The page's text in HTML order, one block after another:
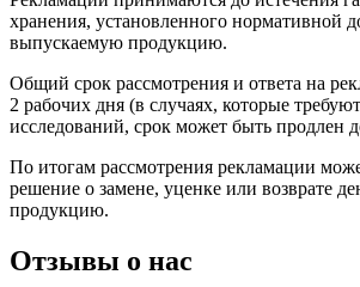
хранения, установленного нормативной
выпускаемую продукцию.
Общий срок рассмотрения и ответа на
2 рабочих дня (в случаях, которые
исследований, срок может быть продлен
По итогам рассмотрения рекламации
решение о замене, уценке или возврате
продукцию.
Отзывы о нас